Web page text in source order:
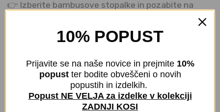
👉 Izberite bambusove stopalke in pozabite na
potenje, neprijeten vonj in vidne nogavice – vaša
stopala si zaslužijo najboljše!
PRANJE IN NEGA
10% POPUST
Prijavite se na naše novice in prejmite 10%
popust ter bodite obveščeni o novih
popustih in izdelkih.
Popust NE VELJA za izdelke v kolekciji
ZADNJI KOSI